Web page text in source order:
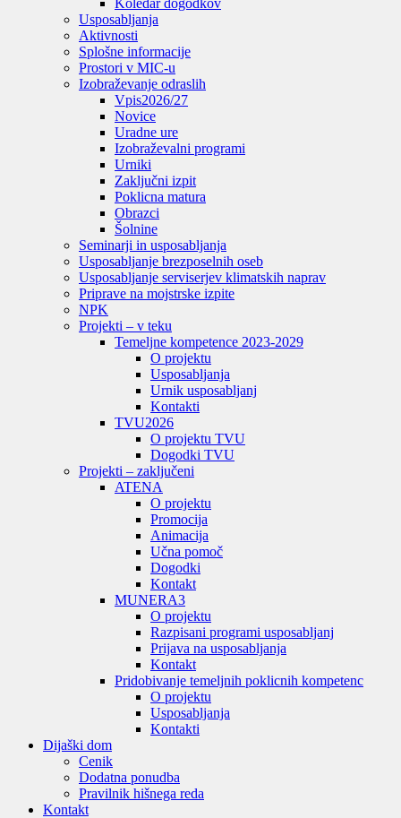
Koledar dogodkov
Usposabljanja
Aktivnosti
Splošne informacije
Prostori v MIC-u
Izobraževanje odraslih
Vpis2026/27
Novice
Uradne ure
Izobraževalni programi
Urniki
Zaključni izpit
Poklicna matura
Obrazci
Šolnine
Seminarji in usposabljanja
Usposabljanje brezposelnih oseb
Usposabljanje serviserjev klimatskih naprav
Priprave na mojstrske izpite
NPK
Projekti – v teku
Temeljne kompetence 2023-2029
O projektu
Usposabljanja
Urnik usposabljanj
Kontakti
TVU2026
O projektu TVU
Dogodki TVU
Projekti – zaključeni
ATENA
O projektu
Promocija
Animacija
Učna pomoč
Dogodki
Kontakt
MUNERA3
O projektu
Razpisani programi usposabljanj
Prijava na usposabljanja
Kontakt
Pridobivanje temeljnih poklicnih kompetenc
O projektu
Usposabljanja
Kontakti
Dijaški dom
Cenik
Dodatna ponudba
Pravilnik hišnega reda
Kontakt